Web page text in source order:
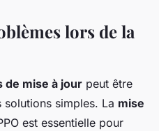
lors de la
de mise à jour peut être
simples. La mise
est essentielle pour